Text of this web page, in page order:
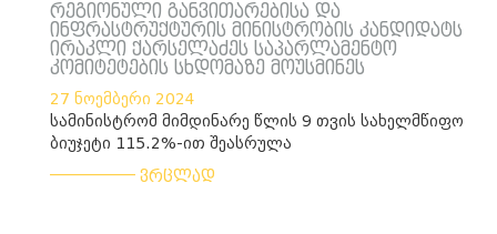
რეგიონული განვითარებისა და
ინფრასტრუქტურის მინისტრობის კანდიდატს
ირაკლი ქარსელაძეს საპარლამენტო
კომიტეტების სხდომაზე მოუსმინეს
27 ნოემბერი 2024
სამინისტრომ მიმდინარე წლის 9 თვის სახელმწიფო
ბიუჯეტი 115.2%-ით შეასრულა
ვრცლად